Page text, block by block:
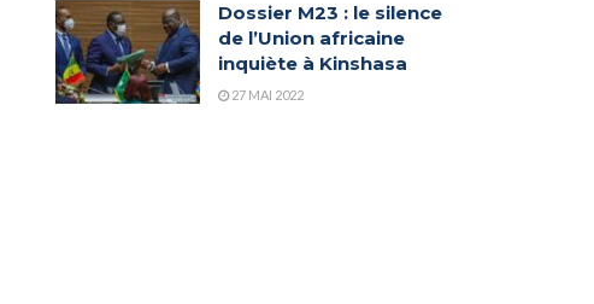
Dossier M23 : le silence
de l’Union africaine
inquiète à Kinshasa
27 MAI 2022